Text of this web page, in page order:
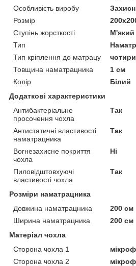
Особливість виробу
Розмір
Ступінь жорсткості
М'який
Тип
Тип кріплення до матрацу
Товщина наматрацника
1 см
Колір
Білий
Додаткові характеристики
Антибактеріальне
просочення чохла
Так
Антистатичні властивості
наматрацника
Так
Вогнезахисне покриття
чохла
Ні
Пиловідштовхуючі
властивості чохла
Так
Розміри наматрацника
Довжина наматрацника
200 см
Ширина наматрацника
200 см
Матеріал чохла
Сторона чохла 1
Сторона чохла 2